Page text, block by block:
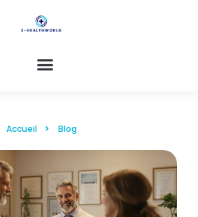
Accueil Blog